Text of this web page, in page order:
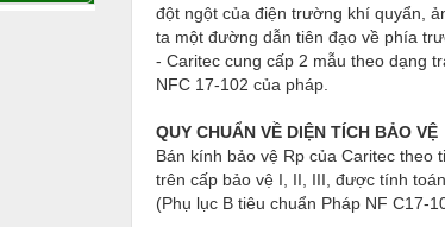
đột ngột của điện trường khí quyẩn,
ta một đường dẫn tiên đạo về phía
- Caritec cung cấp 2 mẫu theo dạng
NFC 17-102 của pháp.
QUY CHUẨN VỀ DIỆN TÍCH BẢO VỆ
Bán kính bảo vệ Rp của Caritec theo
trên cấp bảo vệ I, II, III, được tính
(Phụ lục B tiêu chuẩn Pháp NF C17-